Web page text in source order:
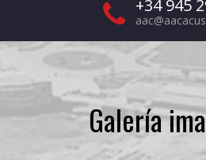
+34 945
Galería